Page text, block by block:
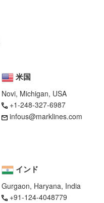
米国
Novi, Michigan, USA
+1-248-327-6987
infous@marklines.com
インド
Gurgaon, Haryana, India
+91-124-4048779